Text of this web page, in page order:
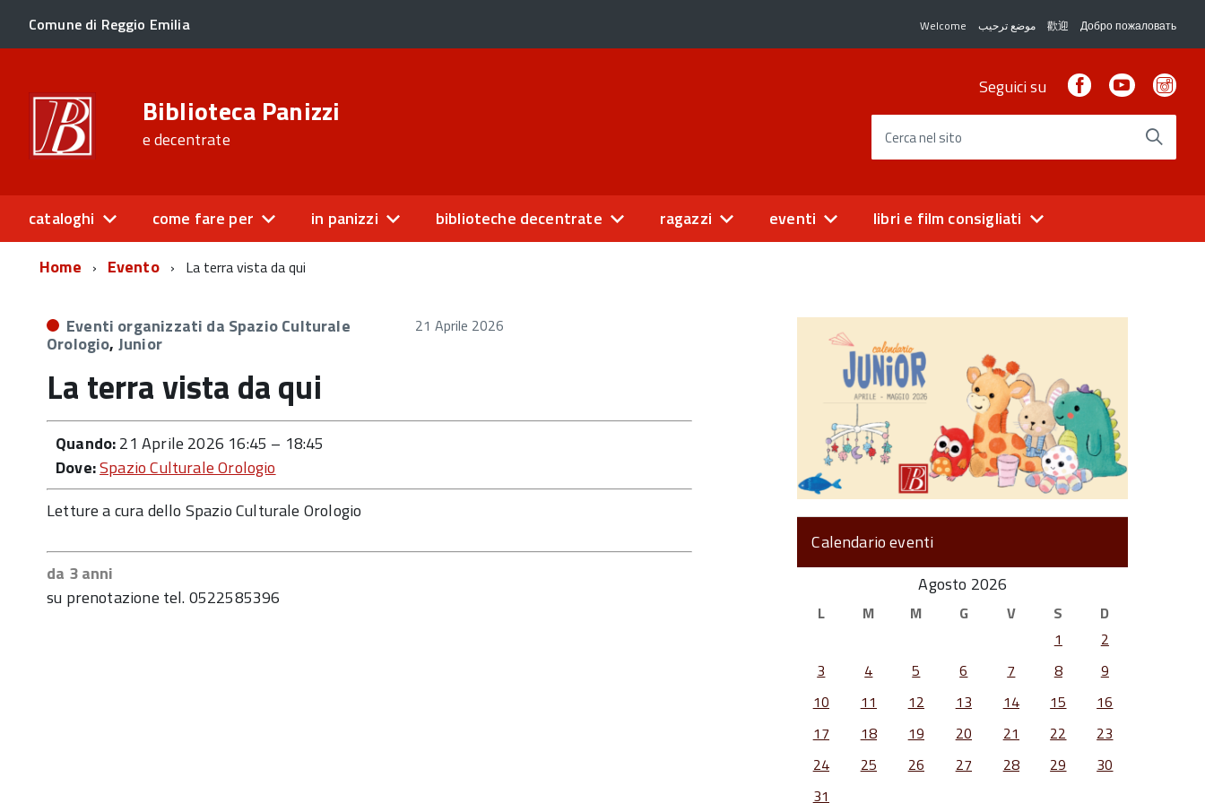
Comune di Reggio Emilia Welcome موضع ترحيب 歡迎 Добро пожаловать
Biblioteca Panizzi
e decentrate
Seguici su FacebookYoutube
Cerca nel sito
cataloghi come fare per in panizzi biblioteche decentrate ragazzi eventi
libri e film consigliati
Home
Evento La terra vista da qui
Eventi organizzati da Spazio Culturale
Orologio, Junior
21 Aprile 2026
La terra vista da qui
Quando:21 Aprile 2026 16:45 – 18:45
Dove:Spazio Culturale Orologio
Letture a cura dello Spazio Culturale Orologio
da 3 anni
su prenotazione tel. 0522585396
Calendario eventi
Agosto 2026
L M M G V S
D
1
2
3
4 5 6 7 8
9
10
11 12 13 14 15
16
17
18 19 20 21 22
23
24
25 26 27 28 29
30
31